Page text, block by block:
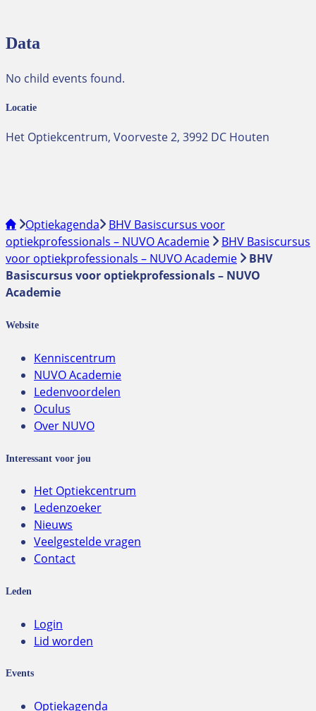
Data
No child events found.
Locatie
Het Optiekcentrum, Voorveste 2, 3992 DC Houten
Optiekagenda
BHV Basiscursus voor
optiekprofessionals – NUVO Academie
BHV Basiscursus
voor optiekprofessionals – NUVO Academie
BHV
Basiscursus voor optiekprofessionals – NUVO
Academie
Website
Kenniscentrum
NUVO Academie
Ledenvoordelen
Oculus
Over NUVO
Interessant voor jou
Het Optiekcentrum
Ledenzoeker
Nieuws
Veelgestelde vragen
Contact
Leden
Login
Lid worden
Events
Optiekagenda